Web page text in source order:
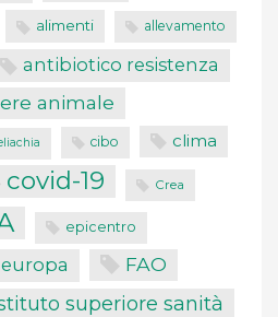
alimenti allevamento
antibiotico resistenza
animale
cibo clima
covid-19 Crea
epicentro
europa FAO
superiore sanità